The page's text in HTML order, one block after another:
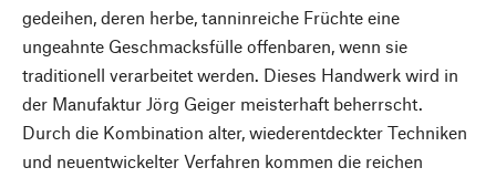
gedeihen, deren herbe, tanninreiche Früchte eine
ungeahnte Geschmacksfülle offenbaren, wenn sie
traditionell verarbeitet werden. Dieses Handwerk wird in
der Manufaktur Jörg Geiger meisterhaft beherrscht.
Durch die Kombination alter, wiederentdeckter Techniken
und neuentwickelter Verfahren kommen die reichen